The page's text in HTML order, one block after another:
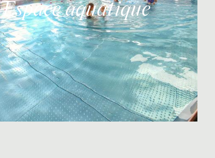
Espace aquatique